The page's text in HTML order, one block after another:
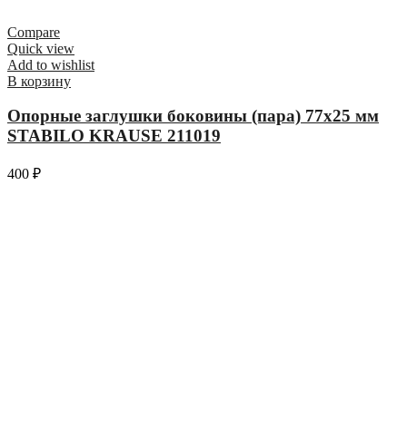
Compare
Quick view
Add to wishlist
В корзину
Опорные заглушки боковины (пара) 77х25 мм
STABILO KRAUSE 211019
400 ₽